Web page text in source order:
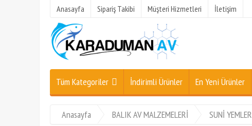
Anasayfa Sipariş Takibi Müşteri Hizmetleri İletişim
Tüm Kategoriler İndirimli Ürünler En Yeni Ürünler
Anasayfa BALIK AV MALZEMELERİ SUNİ YEMLER